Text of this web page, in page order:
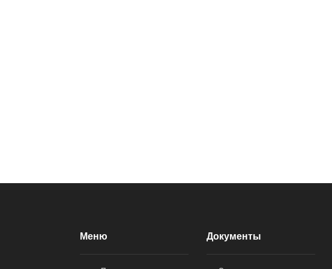
Меню Документы